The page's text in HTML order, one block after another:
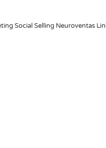
Social Selling Neuroventas